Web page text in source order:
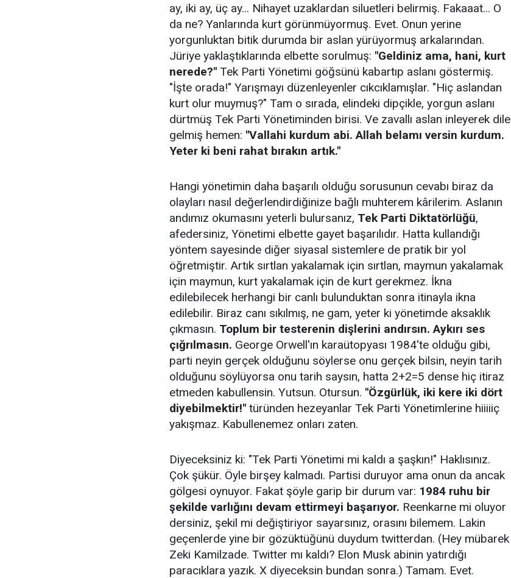
ay, iki ay, üç ay... Nihayet uzaklardan siluetleri belirmiş. Fakaaat... O
da ne? Yanlarında kurt görünmüyormuş. Evet. Onun yerine
yorgunluktan bitik durumda bir aslan yürüyormuş arkalarından.
Jüriye yaklaştıklarında elbette sorulmuş: "Geldiniz ama, hani, kurt
nerede?" Tek Parti Yönetimi göğsünü kabartıp aslanı göstermiş.
"İşte orada!" Yarışmayı düzenleyenler cıkcıklamışlar. "Hiç aslandan
kurt olur muymuş?" Tam o sırada, elindeki dipçikle, yorgun aslanı
dürtmüş Tek Parti Yönetiminden birisi. Ve zavallı aslan inleyerek dile
gelmiş hemen: "Vallahi kurdum abi. Allah belamı versin kurdum.
Yeter ki beni rahat bırakın artık."
Hangi yönetimin daha başarılı olduğu sorusunun cevabı biraz da
olayları nasıl değerlendirdiğinize bağlı muhterem kârilerim. Aslanın
andımız okumasını yeterli bulursanız, Tek Parti Diktatörlüğü,
afedersiniz, Yönetimi elbette gayet başarılıdır. Hatta kullandığı
yöntem sayesinde diğer siyasal sistemlere de pratik bir yol
öğretmiştir. Artık sırtlan yakalamak için sırtlan, maymun yakalamak
için maymun, kurt yakalamak için de kurt gerekmez. İkna
edilebilecek herhangi bir canlı bulunduktan sonra itinayla ikna
edilebilir. Biraz canı sıkılmış, ne gam, yeter ki yönetimde aksaklık
çıkmasın. Toplum bir testerenin dişlerini andırsın. Aykırı ses
çığrılmasın. George Orwell'ın karaütopyası 1984'te olduğu gibi,
parti neyin gerçek olduğunu söylerse onu gerçek bilsin, neyin tarih
olduğunu söylüyorsa onu tarih saysın, hatta 2+2=5 dense hiç itiraz
etmeden kabullensin. Yutsun. Otursun. "Özgürlük, iki kere iki dört
diyebilmektir!" türünden hezeyanlar Tek Parti Yönetimlerine hiiiiiç
yakışmaz. Kabullenemez onları zaten.
Diyeceksiniz ki: "Tek Parti Yönetimi mi kaldı a şaşkın!" Haklısınız.
Çok şükür. Öyle birşey kalmadı. Partisi duruyor ama onun da ancak
gölgesi oynuyor. Fakat şöyle garip bir durum var: 1984 ruhu bir
şekilde varlığını devam ettirmeyi başarıyor. Reenkarne mi oluyor
dersiniz, şekil mi değiştiriyor sayarsınız, orasını bilemem. Lakin
geçenlerde yine bir gözüktüğünü duydum twitterdan. (Hey mübarek
Zeki Kamilzade. Twitter mı kaldı? Elon Musk abinin yatırdığı
paracıklara yazık. X diyeceksin bundan sonra.) Tamam. Evet.